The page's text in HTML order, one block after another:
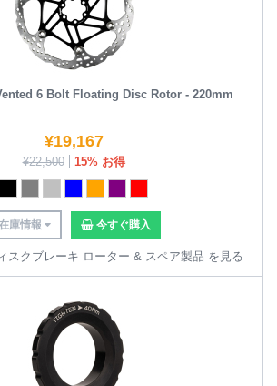
6 Bolt Floating Disc Rotor - 220mm
¥19,167
¥22,500 15% お得
庫情報 今すぐ購入
スクブレーキ ローター & スペア製品 を見る